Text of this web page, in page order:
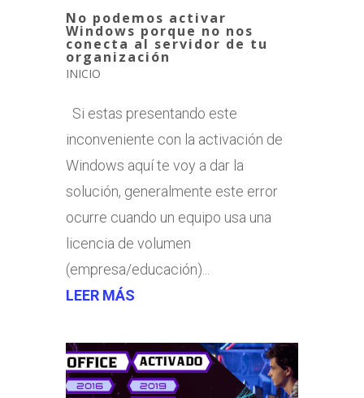
No podemos activar
Windows porque no nos
conecta al servidor de tu
organización
INICIO
Si estas presentando este
inconveniente con la activación de
Windows aquí te voy a dar la
solución, generalmente este error
ocurre cuando un equipo usa una
licencia de volumen
(empresa/educación)...
LEER MÁS